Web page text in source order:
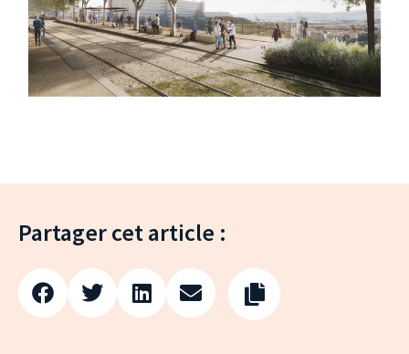
Partager cet article :